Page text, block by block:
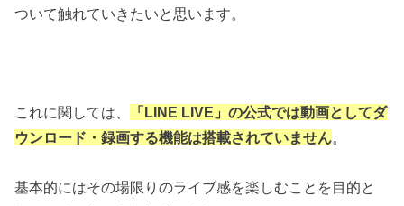
ついて触れていきたいと思います。
これに関しては、
「LINE LIVE」の公式では動画としてダ
ウンロード・録画する機能は搭載されていません。
基本的にはその場限りのライブ感を楽しむことを目的と